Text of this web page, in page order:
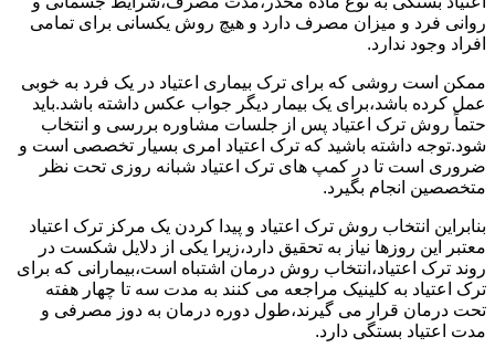
روانی فرد و میزان مصرف دارد و هیچ روش یکسانی برای تمامی
افراد وجود ندارد.
ممکن است روشی که برای ترک بیماری اعتیاد در یک فرد به خوبی
عمل کرده باشد،برای یک بیمار دیگر جواب عکس داشته باشد.باید
حتماً روش ترک اعتیاد پس از جلسات مشاوره بررسی و انتخاب
شود.توجه داشته باشید که ترک اعتیاد امری بسیار تخصصی است و
ضروری است تا در کمپ های ترک اعتیاد شبانه روزی تحت نظر
متخصصین انجام بگیرد.
بنابراین انتخاب روش ترک اعتیاد و پیدا کردن یک مرکز ترک اعتیاد
معتبر این روزها نیاز به تحقیق دارد،زیرا یکی از دلایل شکست در
روند ترک اعتیاد،انتخاب روش درمان اشتباه است،بیمارانی که برای
ترک اعتیاد به کلینیک مراجعه می کنند به مدت سه تا چهار هفته
تحت درمان قرار می گیرند،طول دوره درمان به دوز مصرفی و
مدت اعتیاد بستگی دارد.